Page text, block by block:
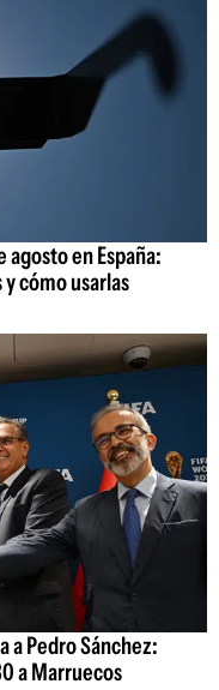
agosto en España:
cómo usarlas
a Pedro Sánchez:
a Marruecos